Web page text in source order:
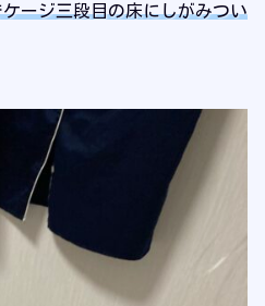
ージ三段目の床にしがみつい